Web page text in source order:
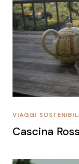
VIAGGI SOSTENIBILI
Cascina